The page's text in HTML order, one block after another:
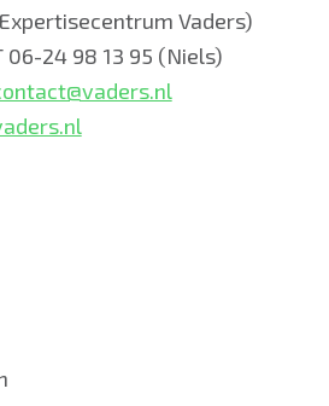
Vaders)
06-24 98 13 95 (Niels)